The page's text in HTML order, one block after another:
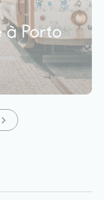
Porto